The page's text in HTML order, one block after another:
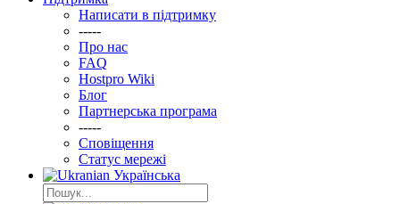
Написати в підтримку
-----
Про нас
FAQ
Hostpro Wiki
Блог
Партнерська програма
-----
Сповіщення
Статус мережі
Українська